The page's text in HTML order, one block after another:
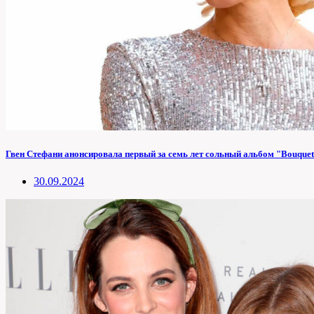
Гвен Стефани анонсировала первый за семь лет сольный альбом
30.09.2024